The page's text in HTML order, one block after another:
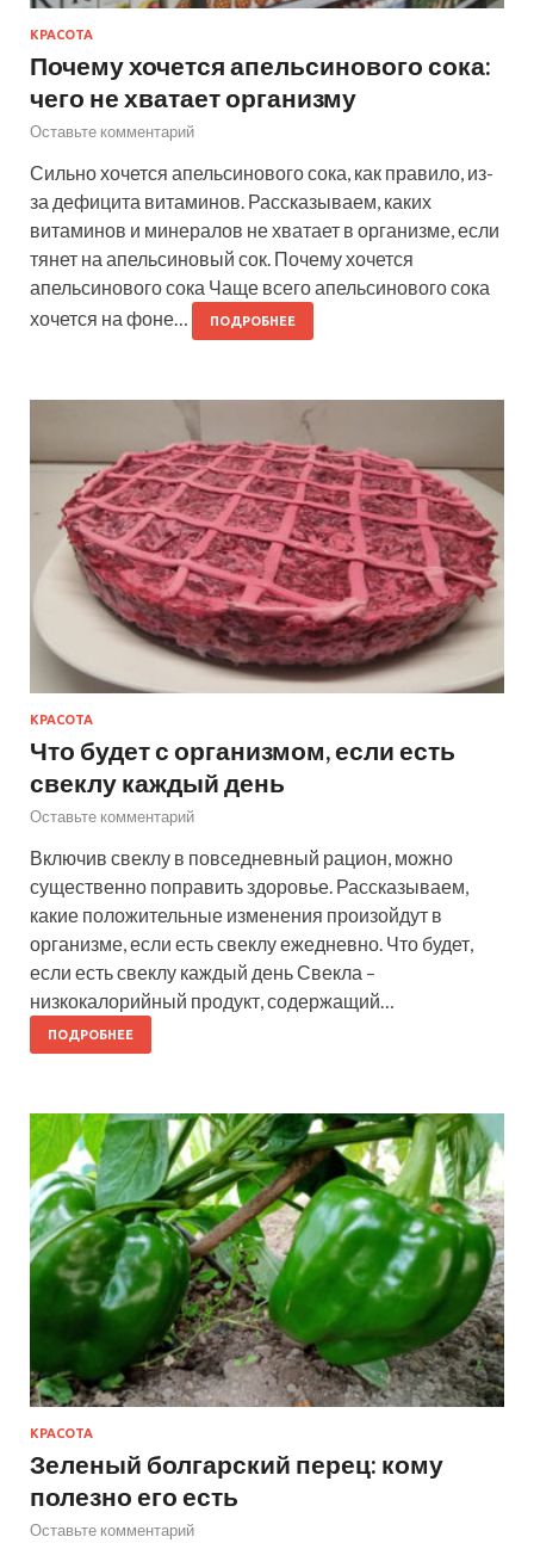
КРАСОТА
Почему хочется апельсинового сока:
чего не хватает организму
Оставьте комментарий
Сильно хочется апельсинового сока, как правило, из-
за дефицита витаминов. Рассказываем, каких
витаминов и минералов не хватает в организме, если
тянет на апельсиновый сок. Почему хочется
апельсинового сока Чаще всего апельсинового сока
хочется на фоне…
ПОДРОБНЕЕ
КРАСОТА
Что будет с организмом, если есть
свеклу каждый день
Оставьте комментарий
Включив свеклу в повседневный рацион, можно
существенно поправить здоровье. Рассказываем,
какие положительные изменения произойдут в
организме, если есть свеклу ежедневно. Что будет,
если есть свеклу каждый день Свекла –
низкокалорийный продукт, содержащий…
ПОДРОБНЕЕ
КРАСОТА
Зеленый болгарский перец: кому
полезно его есть
Оставьте комментарий